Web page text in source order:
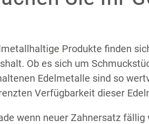
Produkte finden
Ob es sich um
Edelmetalle sind so
Verfügbarkeit dieser
wenn neuer Zahnersatz